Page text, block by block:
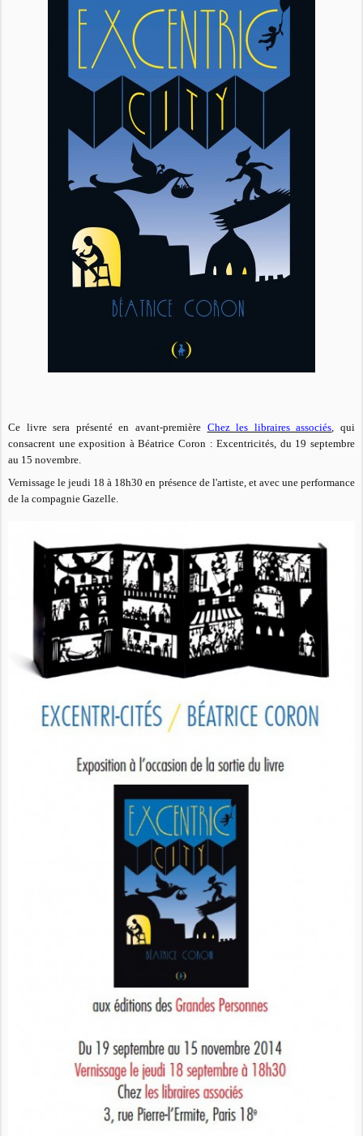
Ce livre sera présenté en avant-première Chez les libraires associés , qui
consacrent une exposition à Béatrice Coron : Excentricités, du 19 septembre
au 15 novembre.
Vernissage le jeudi 18 à 18h30 en présence de l'artiste, et avec une performance
de la compagnie Gazelle.